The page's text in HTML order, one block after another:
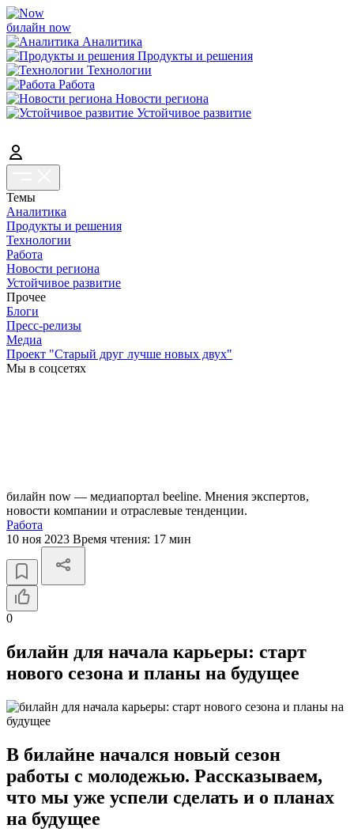
билайн now
Аналитика
Продукты и решения
Технологии
Работа
Новости региона
Устойчивое развитие
Темы
Аналитика
Продукты и решения
Технологии
Работа
Новости региона
Устойчивое развитие
Прочее
Блоги
Пресс-релизы
Медиа
Проект "Старый друг лучше новых двух"
Мы в соцсетях
билайн now — медиапортал beeline. Мнения экспертов,
новости компании и отраслевые тенденции.
Работа
10 ноя 2023 Время чтения: 17 мин
0
билайн для начала карьеры: старт
нового сезона и планы на будущее
В билайне начался новый сезон
работы с молодежью. Рассказываем,
что мы уже успели сделать и о планах
на будущее